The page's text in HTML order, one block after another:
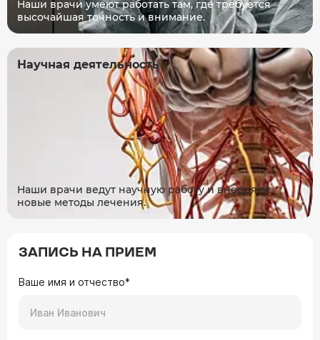
Наши врачи умеют работать там, где требуется
высочайшая точность и внимание.
Научная деятельность
Наши врачи ведут научную работу и внедряют
новые методы лечения.
ЗАПИСЬ НА ПРИЕМ
Ваше имя и отчество*